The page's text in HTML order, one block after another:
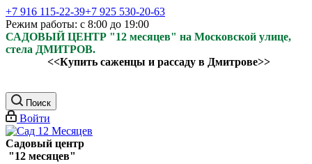
+7 916 115-22-39+7 925 530-20-63
Режим работы: с 8:00 до 19:00
САДОВЫЙ ЦЕНТР "12 месяцев" на Московской улице,
стела ДМИТРОВ.
<<Купить саженцы и рассаду в Дмитрове>>
Поиск
Войти
Садовый центр
"12 месяцев"